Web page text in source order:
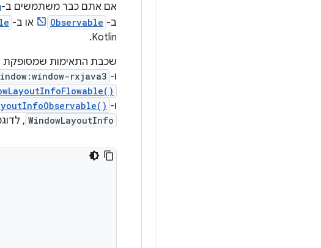
אם אתם כבר משתמשים ב-
ב- Observable או ב-
Kotlin.
שכבת התאימות שמסופקת
ו- rxjava3
ו-
WindowLayoutInfo
,